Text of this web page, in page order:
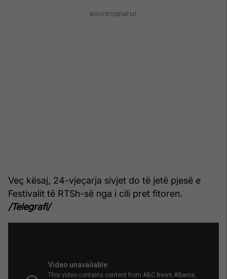
Veç kësaj, 24-vjeçarja sivjet do të jetë pjesë e
Festivalit të RTSh-së nga i cili pret fitoren.
/Telegrafi/